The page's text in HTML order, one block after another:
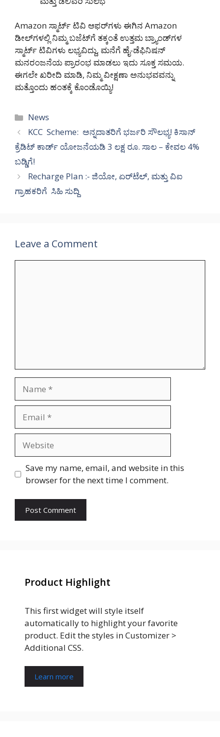
Amazon ಸ್ಮಾರ್ಟ್ ಟಿವಿ ಆಫರ್‌ಗಳು ಈಗಿನ Amazon
ಡೀಲ್‌ಗಳಲ್ಲಿ ನಿಮ್ಮ ಬಜೆಟ್‌ಗೆ ತಕ್ಕಂತೆ ಉತ್ತಮ ಬ್ರ್ಯಾಂಡ್‌ಗಳ
ಸ್ಮಾರ್ಟ್ ಟಿವಿಗಳು ಲಭ್ಯವಿದ್ದು, ಮನೆಗೆ ಹೈ-ಡೆಫಿನಿಷನ್
ಮನರಂಜನೆಯ ಪ್ರಾರಂಭ ಮಾಡಲು ಇದು ಸೂಕ್ತ ಸಮಯ.
ಈಗಲೇ ಖರೀದಿ ಮಾಡಿ, ನಿಮ್ಮ ವೀಕ್ಷಣಾ ಅನುಭವವನ್ನು
ಮತ್ತೊಂದು ಹಂತಕ್ಕೆ ಕೊಂಡೊಯ್ಯಿ!
Categories
News
KCC Scheme: ಅನ್ನದಾತರಿಗೆ ಭರ್ಜರಿ ಸೌಲಭ್ಯ! ಕಿಸಾನ್
ಕ್ರೆಡಿಟ್ ಕಾರ್ಡ್ ಯೋಜನೆಯಡಿ 3 ಲಕ್ಷ ರೂ. ಸಾಲ – ಕೇವಲ 4%
ಬಡ್ಡಿಗೆ!
Recharge Plan :- ಜಿಯೋ, ಏರ್‌ಟೆಲ್, ಮತ್ತು ವಿಐ
ಗ್ರಾಹಕರಿಗೆ ಸಿಹಿ ಸುದ್ದಿ
Leave a Comment
Save my name, email, and website in this
browser for the next time I comment.
Product Highlight
This first widget will style itself
automatically to highlight your favorite
product. Edit the styles in Customizer >
Additional CSS.
Learn more